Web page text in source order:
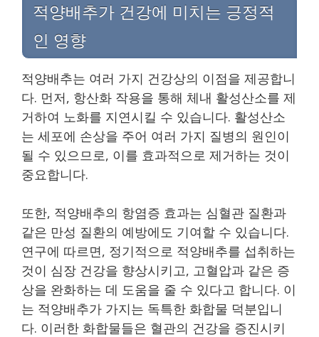
적양배추가 건강에 미치는 긍정적
인 영향
적양배추는 여러 가지 건강상의 이점을 제공합니
다. 먼저, 항산화 작용을 통해 체내 활성산소를 제
거하여 노화를 지연시킬 수 있습니다. 활성산소
는 세포에 손상을 주어 여러 가지 질병의 원인이
될 수 있으므로, 이를 효과적으로 제거하는 것이
중요합니다.
또한, 적양배추의 항염증 효과는 심혈관 질환과
같은 만성 질환의 예방에도 기여할 수 있습니다.
연구에 따르면, 정기적으로 적양배추를 섭취하는
것이 심장 건강을 향상시키고, 고혈압과 같은 증
상을 완화하는 데 도움을 줄 수 있다고 합니다. 이
는 적양배추가 가지는 독특한 화합물 덕분입니
다. 이러한 화합물들은 혈관의 건강을 증진시키